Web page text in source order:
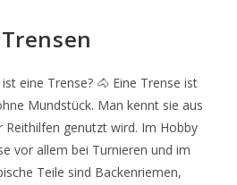
eine Trense? 🐴 Eine Trense ist
Mundstück. Man kennt sie aus
genutzt wird. Im Hobby
vor allem bei Turnieren und im
Teile sind Backenriemen,